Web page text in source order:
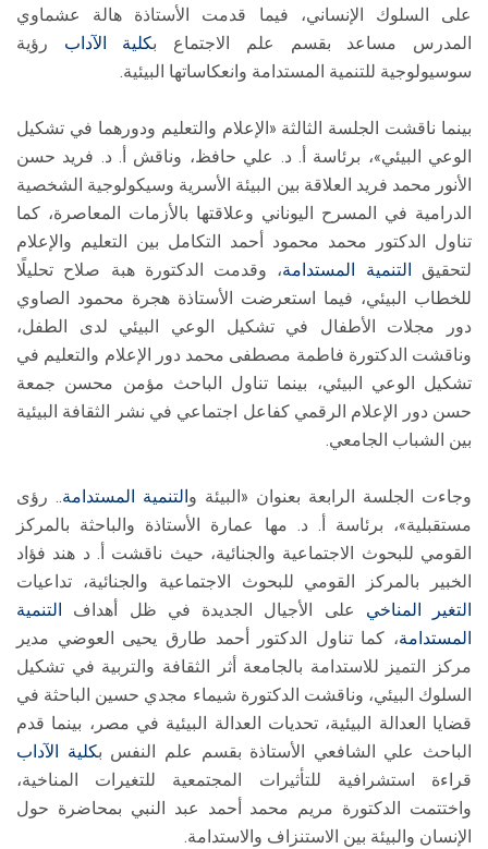
على السلوك الإنساني، فيما قدمت الأستاذة هالة عشماوي
المدرس مساعد بقسم علم الاجتماع بكلية الآداب رؤية
سوسيولوجية للتنمية المستدامة وانعكاساتها البيئية.
بينما ناقشت الجلسة الثالثة «الإعلام والتعليم ودورهما في تشكيل
الوعي البيئي»، برئاسة أ. د. علي حافظ، وناقش أ. د. فريد حسن
الأنور محمد فريد العلاقة بين البيئة الأسرية وسيكولوجية الشخصية
الدرامية في المسرح اليوناني وعلاقتها بالأزمات المعاصرة، كما
تناول الدكتور محمد محمود أحمد التكامل بين التعليم والإعلام
لتحقيق
التنمية المستدامة، وقدمت الدكتورة هبة صلاح تحليلًا
للخطاب البيئي، فيما استعرضت الأستاذة هجرة محمود الصاوي
دور مجلات الأطفال في تشكيل الوعي البيئي لدى الطفل،
وناقشت الدكتورة فاطمة مصطفى محمد دور الإعلام والتعليم في
تشكيل الوعي البيئي، بينما تناول الباحث مؤمن محسن جمعة
حسن دور الإعلام الرقمي كفاعل اجتماعي في نشر الثقافة البيئية
بين الشباب الجامعي.
وجاءت الجلسة الرابعة بعنوان «البيئة و التنمية المستدامة.. رؤى
مستقبلية»، برئاسة أ. د. مها عمارة الأستاذة والباحثة بالمركز
القومي للبحوث الاجتماعية والجنائية، حيث ناقشت أ. د هند فؤاد
الخبير بالمركز القومي للبحوث الاجتماعية والجنائية، تداعيات
التغير المناخي على الأجيال الجديدة في ظل أهداف
التنمية
المستدامة، كما تناول الدكتور أحمد طارق يحيى العوضي مدير
مركز التميز للاستدامة بالجامعة أثر الثقافة والتربية في تشكيل
السلوك البيئي، وناقشت الدكتورة شيماء مجدي حسين الباحثة في
قضايا العدالة البيئية، تحديات العدالة البيئية في مصر، بينما قدم
الباحث علي الشافعي الأستاذة بقسم علم النفس بكلية الآداب
قراءة استشرافية للتأثيرات المجتمعية للتغيرات المناخية،
واختتمت الدكتورة مريم محمد أحمد عبد النبي بمحاضرة حول
الإنسان والبيئة بين الاستنزاف والاستدامة.